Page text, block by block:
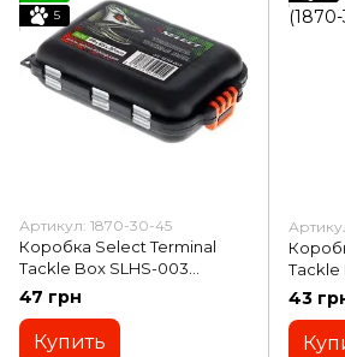
5
Артикул: 1870-30-45
Коробка Select Terminal
Tackle Box SLHS-003
9.9x6.5x3см (1870-30-45)
47 грн
Купить
Tackle
30-47)
43